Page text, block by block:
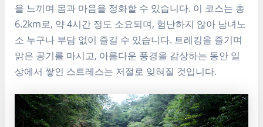
을 느끼며 몸과 마음을 정화할 수 있습니다. 이 코스는 총
6.2km로, 약 4시간 정도 소요되며, 험난하지 않아 남녀노
소 누구나 부담 없이 즐길 수 있습니다. 트레킹을 즐기며
맑은 공기를 마시고, 아름다운 풍경을 감상하는 동안 일
상에서 쌓인 스트레스는 저절로 잊혀질 것입니다.